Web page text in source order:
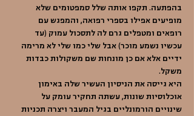
בהפתעה. תקפו אותה שלל סמפטומים שלא
מופיעים אפילו בספרי רפואה, והמפגש עם
רופאים ומטפלים גרם לה לתסכול עמוק (עד
עכשיו נשמע מוכר) אבל שלי כמו שלי לא מרימה
ידיים אלא אם כן מונחות שם משקולות כבדות
משקל.
היא גייסה את הניסיון העשיר שלה באימון
אוכלוסיות שונות, עשתה תחקיר עומק על
שינויים הורמונליים בגיל המעבר ויצרה תכניות